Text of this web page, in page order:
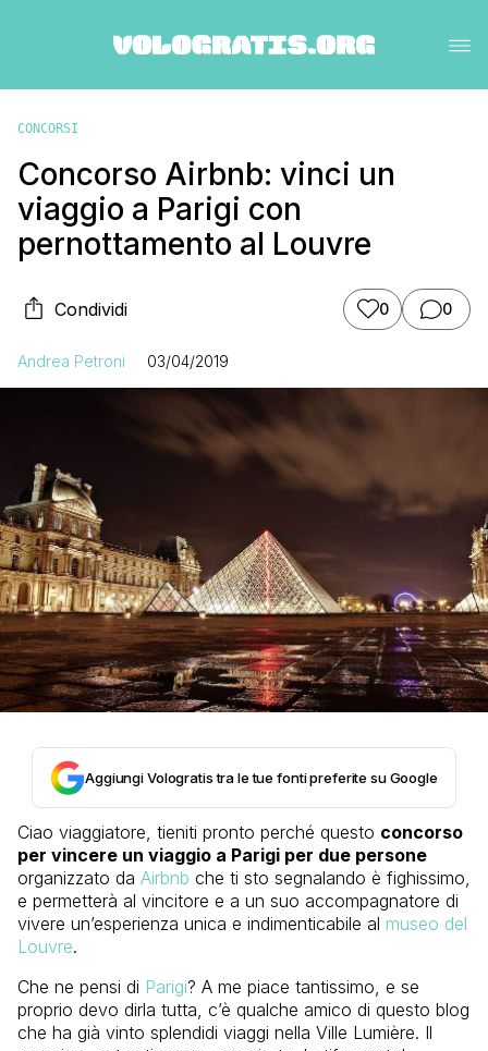
CONCORSI
Concorso Airbnb: vinci un
viaggio a Parigi con
pernottamento al Louvre
Condividi 0 0
Andrea Petroni 03/04/2019
Aggiungi Vologratis tra le tue fonti preferite su Google
Ciao viaggiatore, tieniti pronto perché questo concorso
per vincere un viaggio a Parigi per due persone
organizzato da Airbnb che ti sto segnalando è fighissimo,
e permetterà al vincitore e a un suo accompagnatore di
vivere un’esperienza unica e indimenticabile al museo del
Louvre.
Che ne pensi di Parigi? A me piace tantissimo, e se
proprio devo dirla tutta, c’è qualche amico di questo blog
che ha già vinto splendidi viaggi nella Ville Lumière. Il